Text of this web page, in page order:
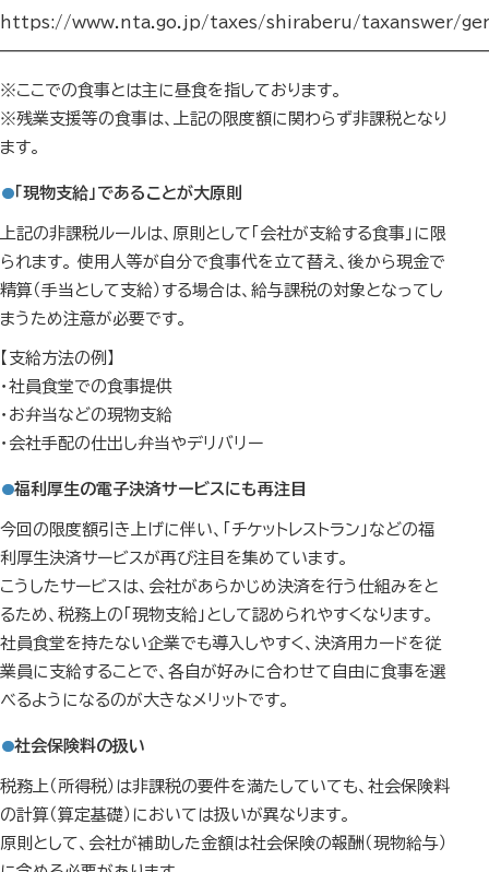
https://www.nta.go.jp/taxes/shiraberu/taxanswer/
※ここでの食事とは主に昼食を指しております。
※残業支援等の食事は、上記の限度額に関わらず非課税となり
ます。
「現物支給」であることが大原則
上記の非課税ルールは、原則として「会社が支給する食事」に限
られます。 使用人等が自分で食事代を立て替え、後から現金で
精算（手当として支給）する場合は、給与課税の対象となってし
まうため注意が必要です。
【支給方法の例】
・社員食堂での食事提供
・お弁当などの現物支給
・会社手配の仕出し弁当やデリバリー
福利厚生の電子決済サービスにも再注目
今回の限度額引き上げに伴い、「チケットレストラン」などの福
利厚生決済サービスが再び注目を集めています。
こうしたサービスは、会社があらかじめ決済を行う仕組みをと
るため、税務上の「現物支給」として認められやすくなります。
社員食堂を持たない企業でも導入しやすく、決済用カードを従
業員に支給することで、各自が好みに合わせて自由に食事を選
べるようになるのが大きなメリットです。
社会保険料の扱い
税務上（所得税）は非課税の要件を満たしていても、社会保険料
の計算（算定基礎）においては扱いが異なります。
原則として、会社が補助した金額は社会保険の報酬（現物給与）